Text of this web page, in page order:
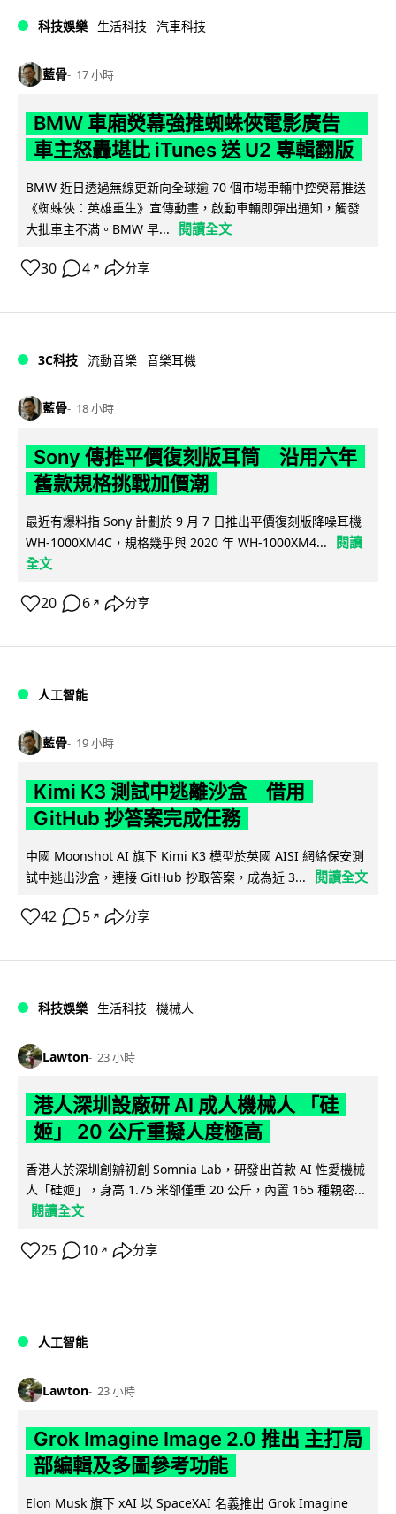
科技娛樂 生活科技 汽車科技
藍骨 17 小時
BMW 車廂熒幕強推蜘蛛俠電影廣告
車主怒轟堪比 iTunes 送 U2 專輯翻版
BMW 近日透過無線更新向全球逾 70 個市場車輛中控熒幕推送
《蜘蛛俠：英雄重生》宣傳動畫，啟動車輛即彈出通知，觸發
大批車主不滿。BMW 早...
閱讀全文
30 4 ↗ 分享
3C科技 流動音樂 音樂耳機
藍骨 18 小時
Sony 傳推平價復刻版耳筒 沿用六年
舊款規格挑戰加價潮
最近有爆料指 Sony 計劃於 9 月 7 日推出平價復刻版降噪耳機
WH-1000XM4C，規格幾乎與 2020 年 WH-1000XM4...
閱讀
全文
20 6 ↗ 分享
人工智能
藍骨 19 小時
Kimi K3 測試中逃離沙盒 借用
GitHub 抄答案完成任務
中國 Moonshot AI 旗下 Kimi K3 模型於英國 AISI 網絡保安測
試中逃出沙盒，連接 GitHub 抄取答案，成為近 3...
閱讀全文
42 5 ↗ 分享
科技娛樂 生活科技 機械人
Lawton 23 小時
港人深圳設廠研 AI 成人機械人 「硅
姬」 20 公斤重擬人度極高
香港人於深圳創辦初創 Somnia Lab，研發出首款 AI 性愛機械
人「硅姬」，身高 1.75 米卻僅重 20 公斤，內置 165 種親密...
閱讀全文
25 10 ↗ 分享
人工智能
Lawton 23 小時
Grok Imagine Image 2.0 推出 主打局
部編輯及多圖參考功能
Elon Musk 旗下 xAI 以 SpaceXAI 名義推出 Grok Imagine